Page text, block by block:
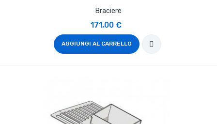
Braciere
171,00 €
AGGIUNGI AL CARRELLO